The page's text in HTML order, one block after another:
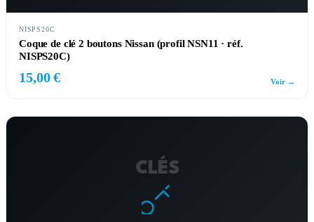
NISPS20C
Coque de clé 2 boutons Nissan (profil NSN11 · réf.
NISPS20C)
15,00 € Voir →
CLÉS